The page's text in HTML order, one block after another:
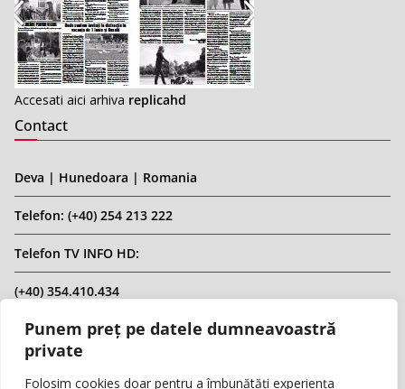
Punem preț pe datele dumneavoastră
private
Folosim cookies doar pentru a îmbunătăți experiența
Accesati aici arhiva replicahd
Contact
Deva | Hunedoara | Romania
Telefon: (+40) 254 213 222
Telefon TV INFO HD:
(+40) 354.410.434
Email: infohd20@gmail.com
Website: www.replicahd.ro